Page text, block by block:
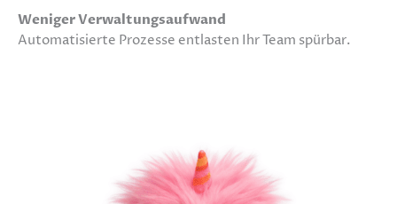
Weniger Verwaltungsaufwand
Automatisierte Prozesse entlasten Ihr Team spürbar.